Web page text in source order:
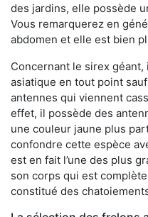
des jardins, elle possède
Vous remarquerez en
abdomen et elle est bien
Concernant le sirex
asiatique en tout point
antennes qui viennent
effet, il possède des
une couleur jaune plus
confondre cette espèce
est en fait l’une des plus
son corps qui est
constitué des